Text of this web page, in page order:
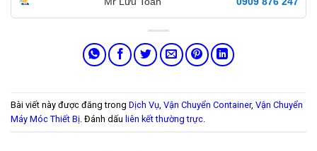
Bài viết này được đăng trong Dịch Vụ Vận Chuyển Container, Vận Chuyển
Máy Móc Thiết Bị . Đánh dấu liên kết thường trực